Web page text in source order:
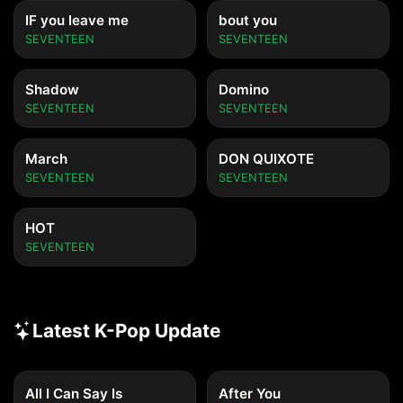
IF you leave me
SEVENTEEN
bout you
SEVENTEEN
Shadow
SEVENTEEN
Domino
SEVENTEEN
March
SEVENTEEN
DON QUIXOTE
SEVENTEEN
HOT
SEVENTEEN
Latest K-Pop Update
All I Can Say Is After You